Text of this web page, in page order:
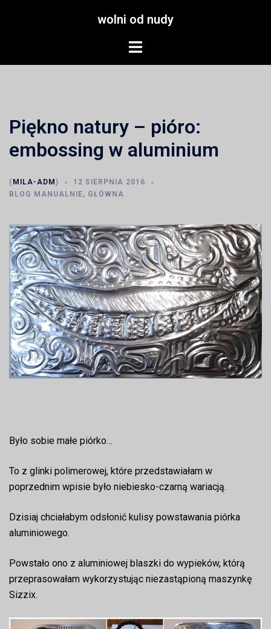
wolni od nudy
Menu
Piękno natury – pióro:
embossing w aluminium
( MILA-ADM )
12 SIERPNIA 2016
BLOG MANUALNIE, GŁÓWNA
Było sobie małe piórko…
To z glinki polimerowej, które przedstawiałam w
poprzednim wpisie było niebiesko-czarną wariacją.
Dzisiaj chciałabym odsłonić kulisy powstawania piórka
aluminiowego.
Powstało ono z aluminiowej blaszki do wypieków, którą
przeprasowałam wykorzystując niezastąpioną maszynkę
Sizzix.